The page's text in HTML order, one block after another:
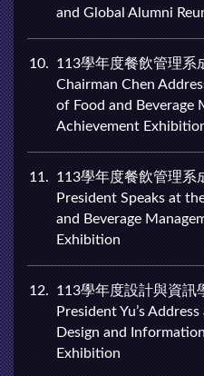
and Global Alumni
10
113學年度餐飲管理
Chairman Chen
of Food and Beverage
Achievement
11
113學年度餐飲管理系
President Speaks at
and Beverage
Exhibition
12
113學年度設計與資訊
President Yu’s
Design and
Exhibition